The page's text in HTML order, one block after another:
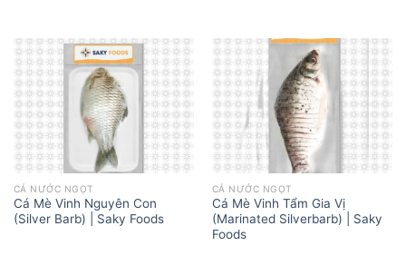
CÁ NƯỚC NGỌT
Cá Mè Vinh Nguyên Con
(Silver Barb) | Saky Foods
CÁ NƯỚC NGỌT
Cá Mè Vinh Tẩm Gia Vị
(Marinated Silverbarb) | Saky
Foods